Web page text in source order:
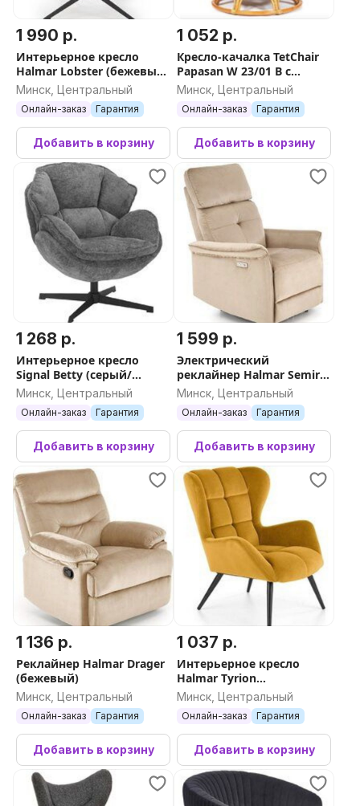
1 990 р.
Интерьерное кресло
Halmar Lobster (бежевый/
черный)
Минск, Центральный
Онлайн-заказ Гарантия
Добавить в корзину
1 052 р.
Кресло-качалка TetChair
Papasan W 23/01 B с
подушкой (мед/ткань
старт)
Минск, Центральный
Онлайн-заказ Гарантия
Добавить в корзину
1 268 р.
Интерьерное кресло
Signal Betty (серый/
черный)
Минск, Центральный
Онлайн-заказ Гарантия
Добавить в корзину
1 599 р.
Электрический
реклайнер Halmar Semir
раскладное (бежевый)
Минск, Центральный
Онлайн-заказ Гарантия
Добавить в корзину
1 136 р.
Реклайнер Halmar Drager
(бежевый)
Минск, Центральный
Онлайн-заказ Гарантия
Добавить в корзину
1 037 р.
Интерьерное кресло
Halmar Tyrion
(горчичный/черный)
Минск, Центральный
Онлайн-заказ Гарантия
Добавить в корзину